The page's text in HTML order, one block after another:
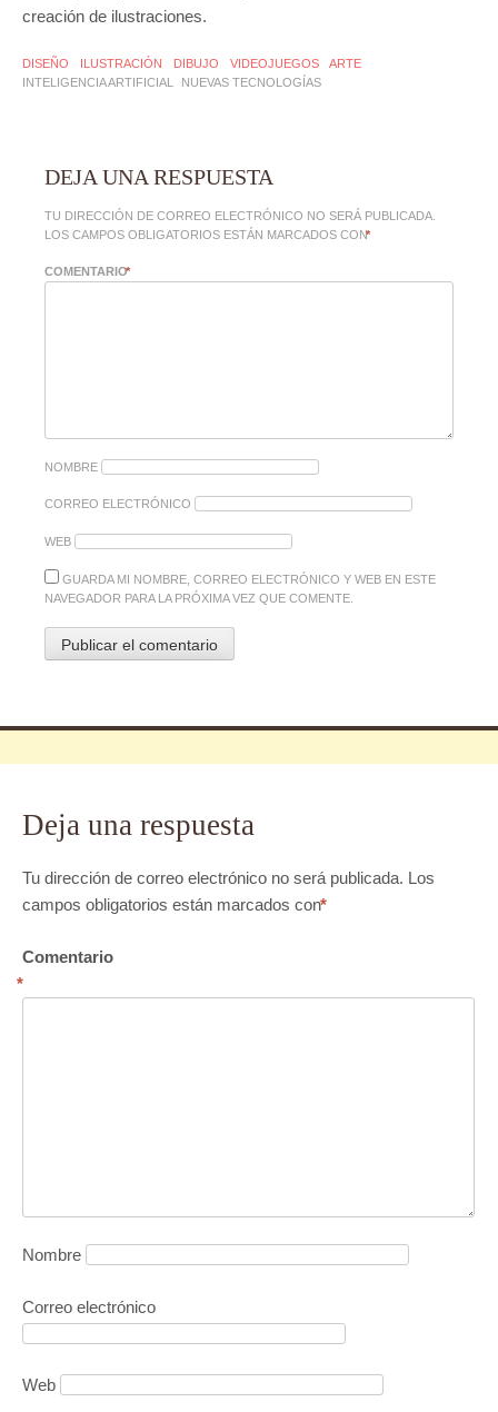
creación de ilustraciones.
DISEÑO ILUSTRACIÓN DIBUJO VIDEOJUEGOS
ARTE
INTELIGENCIA ARTIFICIAL
NUEVAS TECNOLOGÍAS
DEJA UNA RESPUESTA
TU DIRECCIÓN DE CORREO ELECTRÓNICO NO SERÁ PUBLICADA.
LOS CAMPOS OBLIGATORIOS ESTÁN MARCADOS CON*
COMENTARIO*
NOMBRE
CORREO ELECTRÓNICO
WEB
GUARDA MI NOMBRE, CORREO ELECTRÓNICO Y WEB EN ESTE
NAVEGADOR PARA LA PRÓXIMA VEZ QUE COMENTE.
Deja una respuesta
Tu dirección de correo electrónico no será publicada. Los
campos obligatorios están marcados con*
Comentario
*
Nombre
Correo electrónico
Web